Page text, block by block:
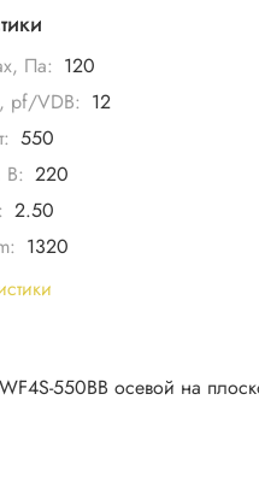
Па: 120
pf/VDB: 12
550
В: 220
2.50
1320
550BB осевой на